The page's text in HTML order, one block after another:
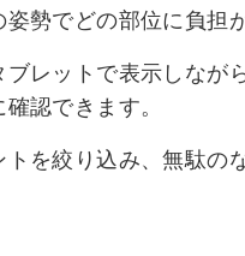
勢でどの部位に負担
レットで表示しなが
認できます。
を絞り込み、無駄の